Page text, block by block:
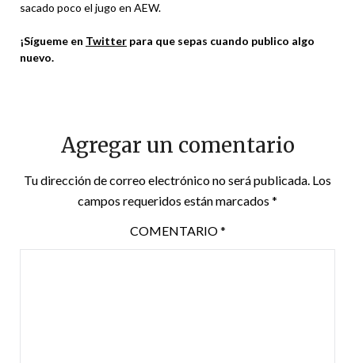
sacado poco el jugo en AEW.
¡Sígueme en Twitter para que sepas cuando publico algo
nuevo.
Agregar un comentario
Tu dirección de correo electrónico no será publicada. Los
campos requeridos están marcados *
COMENTARIO*